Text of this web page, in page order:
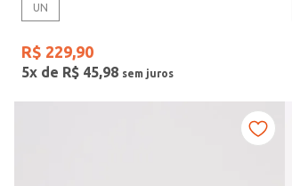
UN
R$ 229,90
5x de R$ 45,98